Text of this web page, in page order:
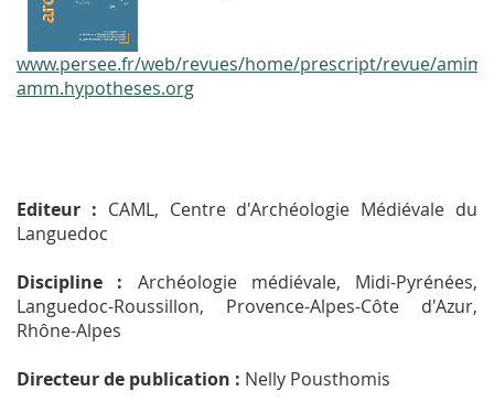
www.persee.fr/web/revues/home/prescript/revue/amime
amm.hypotheses.org
Editeur : CAML, Centre d'Archéologie Médiévale du
Languedoc
Discipline : Archéologie médiévale, Midi-Pyrénées,
Languedoc-Roussillon, Provence-Alpes-Côte d'Azur,
Rhône-Alpes
Directeur de publication : Nelly Pousthomis